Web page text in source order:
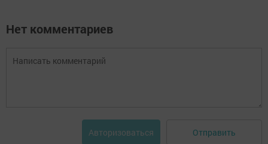
Нет комментариев
Авторизоваться Отправить